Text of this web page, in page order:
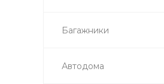
Багажники
Автодома